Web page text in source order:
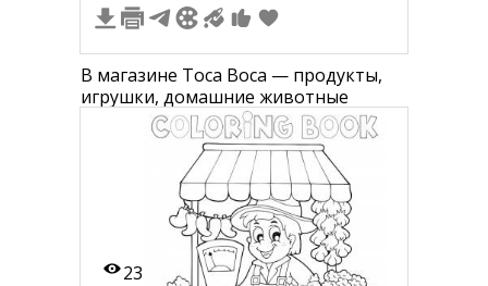
В магазине Toca Boca — продукты,
игрушки, домашние животные
23